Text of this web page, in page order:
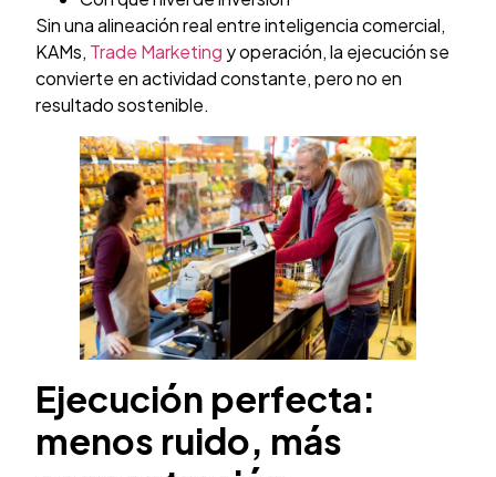
Sin una alineación real entre inteligencia comercial,
KAMs, Trade Marketing y operación, la ejecución se
convierte en actividad constante, pero no en
resultado sostenible.
Ejecución perfecta:
menos ruido, más